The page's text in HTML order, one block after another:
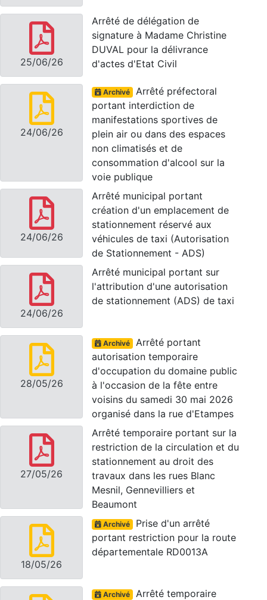
25/06/26
Arrêté de délégation de
signature à Madame Christine
DUVAL pour la délivrance
d'actes d'Etat Civil
24/06/26
Archivé Arrêté préfectoral
portant interdiction de
manifestations sportives de
plein air ou dans des espaces
non climatisés et de
consommation d'alcool sur la
voie publique
24/06/26
Arrêté municipal portant
création d'un emplacement de
stationnement réservé aux
véhicules de taxi (Autorisation
de Stationnement - ADS)
24/06/26
Arrêté municipal portant sur
l'attribution d'une autorisation
de stationnement (ADS) de taxi
28/05/26
Archivé Arrêté portant
autorisation temporaire
d'occupation du domaine public
à l'occasion de la fête entre
voisins du samedi 30 mai 2026
organisé dans la rue d'Etampes
27/05/26
Arrêté temporaire portant sur la
restriction de la circulation et du
stationnement au droit des
travaux dans les rues Blanc
Mesnil, Gennevilliers et
Beaumont
18/05/26
Archivé Prise d'un arrêté
portant restriction pour la route
départementale RD0013A
Archivé Arrêté temporaire